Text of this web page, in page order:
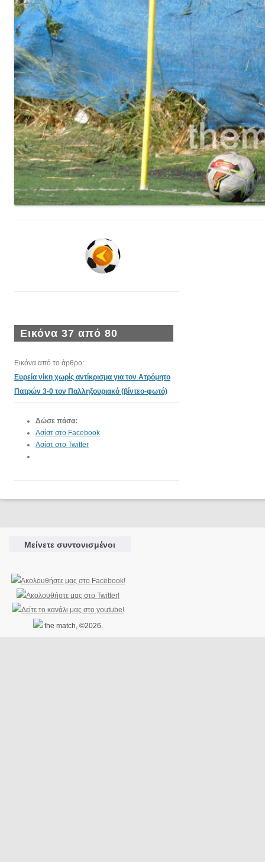
Εικόνα 37 από 80
Εικόνα από το άρθρο:
Ευρεία νίκη χωρίς αντίκρισμα για τον Ατρόμητο
Πατρών 3-0 τον Παλληξουριακό (βίντεο-φωτό)
Δώσε πάσα:
Ασίστ στο Facebook
Ασίστ στο Twitter
Μείνετε συντονισμένοι
the match, ©2026.